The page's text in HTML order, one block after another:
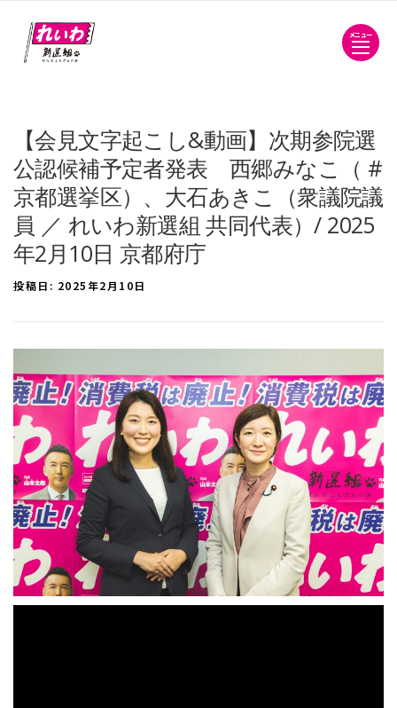
メニュー
【会見文字起こし&動画】次期参院選
公認候補予定者発表 西郷みなこ（ #
京都選挙区）、大石あきこ（衆議院議
員 ／ れいわ新選組 共同代表）/ 2025
年2月10日 京都府庁
投稿日: 2025年2月10日